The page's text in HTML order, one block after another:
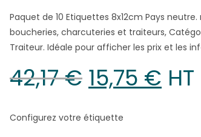
Paquet de 10 Etiquettes 8x12cm Pays
boucheries, charcuteries et traiteurs,
Traiteur. Idéale pour afficher les prix et les
42,17€ 15,75 € HT
Configurez votre étiquette